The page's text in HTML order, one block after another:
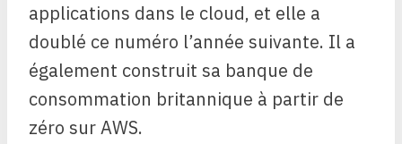
applications dans le cloud, et elle a
doublé ce numéro l’année suivante. Il a
également construit sa banque de
consommation britannique à partir de
zéro sur AWS.